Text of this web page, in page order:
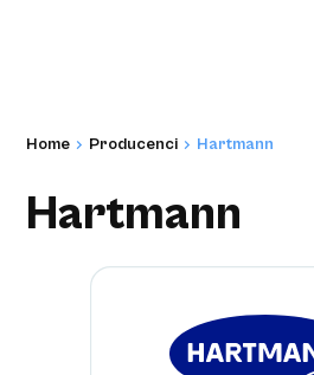
Home Producenci Hartmann
Hartmann